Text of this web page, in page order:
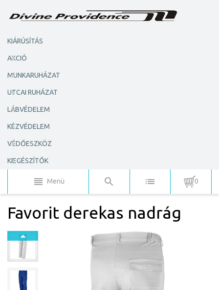
KIÁRÚSÍTÁS
AKCIÓ
MUNKARUHÁZAT
UTCAI RUHÁZAT
LÁBVÉDELEM
KÉZVÉDELEM
VÉDŐESZKÖZ
KIEGÉSZÍTŐK
Menü 0
Favorit derekas nadrág